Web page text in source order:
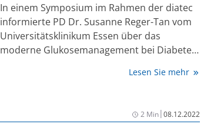
In einem Symposium im Rahmen der diatec
informierte PD Dr. Susanne Reger-Tan vom
Universitätsklinikum Essen über das
moderne Glukosemanagement bei Diabetes
Entwicklungen in der Insulintherapie.
Lesen Sie mehr
2 Min|08.12.2022